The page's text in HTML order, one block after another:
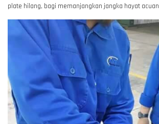
plate hilang, bagi memanjangkan jangka hayat acuan